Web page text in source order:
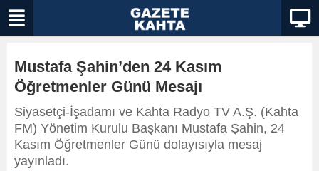
Mustafa Şahin’den 24 Kasım
Öğretmenler Günü Mesajı
Siyasetçi-İşadamı ve Kahta Radyo TV A.Ş. (Kahta
FM) Yönetim Kurulu Başkanı Mustafa Şahin, 24
Kasım Öğretmenler Günü dolayısıyla mesaj
yayınladı.